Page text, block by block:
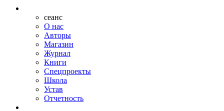
сеанс
О нас
Авторы
Магазин
Журнал
Книги
Спецпроекты
Школа
Устав
Отчетность